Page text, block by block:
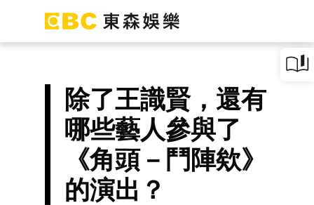
除了王識賢，還有
哪些藝人參與了
《角頭－鬥陣欸》
的演出？